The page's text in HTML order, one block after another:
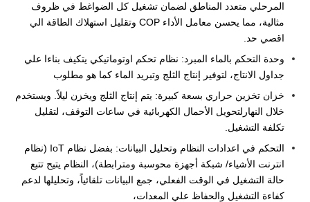
المرحلي متعدد المناطق لضمان تشغيل كل الضواغط في ظروف
مثالية، مما يحسن معامل الأداء COP وتقليل استهلاك الطاقة الي
اقصي حد.
وحدة التحكم بالماء المبرد: نظام تحكم اوتوماتيكي يتكيف بناءا علي
جداول الانتاج، لتوفير إنتاج الثلج وتبريد الماء كما هو مطلوب
خزان تخزين حراري بسعة كبيرة: يتم إنتاج الثلج ويخزن ليلاً. ويستخدم
خلال النهارلتحويل الأحمال الكهربائية في ساعات التوقف، لتقليل
تكلفة التشغيل.
التحكم في اعدادات النظام وتحليل البيانات: بفضل نظام IoT (نظام
انترنت الأشياء/ شبكة أجهزة محوسبة ومترابطة)، النظام يتيح تتبع
حالة التشغيل في الوقت الفعلي، جمع البيانات تلقائياً، وتحليلها لدعم
كفاءة التشغيل والحفاظ علي المعدات،